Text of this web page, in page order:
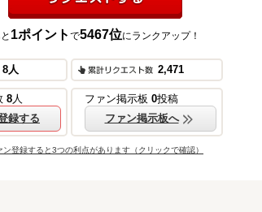
リクエストする
1ポイント で5467位にランクアップ！
8人 2,471
8人
録する
ファン掲示板 0投稿
ファン掲示板へ
ン登録すると3つの利点があります（クリックで確認）
ら